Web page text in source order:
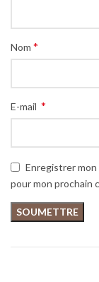
Nom *
E-mail *
Enregistrer mon
pour mon prochain